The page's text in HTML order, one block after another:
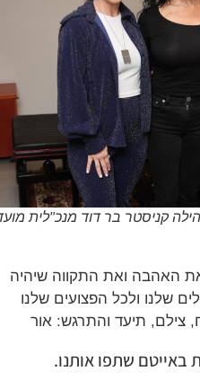
בר דוד מנכ"לית מועדון
ואת התקווה שיהיה
ולכל הפצועים שלנו
תיעד והתרגש: אור
שתפו אותנו.